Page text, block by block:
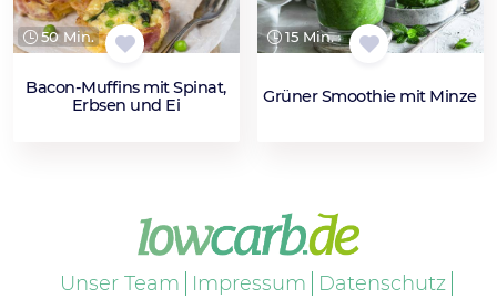
50 Min.
Bacon-Muffins mit Spinat,
Erbsen und Ei
15 Min.
Grüner Smoothie mit Minze
Unser Team Impressum
Datenschutz